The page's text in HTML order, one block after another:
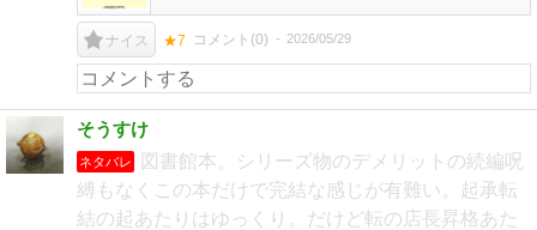
ナイス ★7 コメント(0) 2026/05/29
そうすけ
ネタバレ
図書館本。シリーズ物のデメリットの続編呪
縛もなくこの本だけで完結な感じが有難い。起承転
結の起あたりはゆっくり。だけど転の店長昇格あた